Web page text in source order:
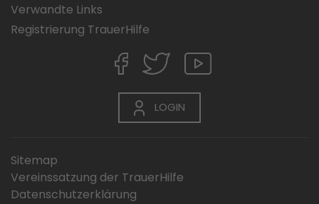
Verwandte Links
Registrierung TrauerHilfe
LOGIN
Sitemap
Vereinssatzung der TrauerHilfe
Datenschutzerklärung